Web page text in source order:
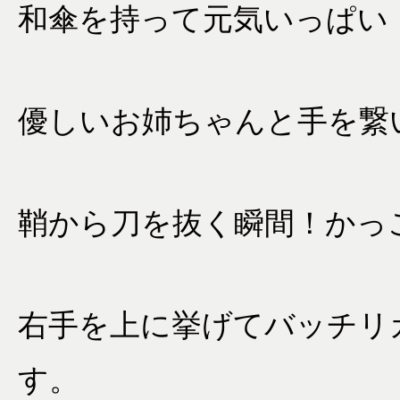
和傘を持って元気いっぱ
優しいお姉ちゃんと手を
鞘から刀を抜く瞬間！か
右手を上に挙げてバッチ
す。